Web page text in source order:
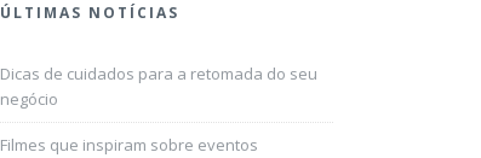
ÚLTIMAS NOTÍCIAS
Dicas de cuidados para a retomada do seu
negócio
Filmes que inspiram sobre eventos